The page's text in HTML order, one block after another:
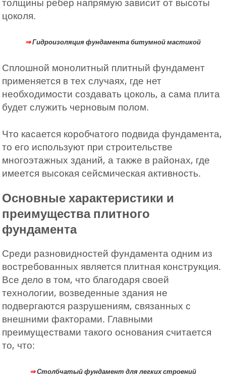
цоколя.
⇒Гидроизоляция фундамента битумной мастикой
Сплошной монолитный плитный фундамент
применяется в тех случаях, где нет
необходимости создавать цоколь, а сама плита
будет служить черновым полом.
Что касается коробчатого подвида фундамента,
то его используют при строительстве
многоэтажных зданий, а также в районах, где
имеется высокая сейсмическая активность.
Основные характеристики и
преимущества плитного
фундамента
Среди разновидностей фундамента одним из
востребованных является плитная конструкция.
Все дело в том, что благодаря своей
технологии, возведенные здания не
подвергаются разрушениям, связанных с
внешними факторами. Главными
преимуществами такого основания считается
то, что:
⇒Столбчатый фундамент для легких строений